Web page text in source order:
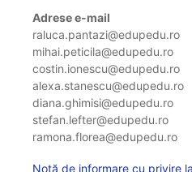
Adrese e-mail
raluca.pantazi@edupedu.ro
mihai.peticila@edupedu.ro
costin.ionescu@edupedu.ro
alexa.stanescu@edupedu.ro
diana.ghimisi@edupedu.ro
stefan.lefter@edupedu.ro
ramona.florea@edupedu.ro
Notă de informare cu privire